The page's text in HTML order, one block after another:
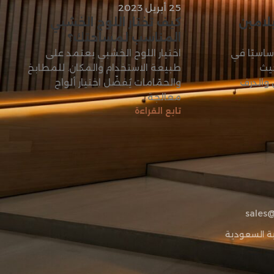
في
25 أبريل 2023
كيف تختار اللوح الخشبي
المناسب لمساحتك؟
اختيار اللوح الخشبي يعتمد على
طبيعة الاستخدام والمكان. للمطابخ
والحمّامات يُفضّل اختيار ألواح
معالجة...
تابع القراءة
السعودية